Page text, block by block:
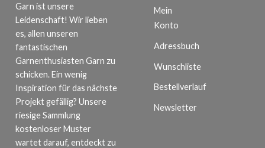
Garn ist unsere
Leidenschaft! Wir lieben
es, allen unseren
fantastischen
Garnenthusiasten Garn zu
schicken. Ein wenig
Inspiration für das nächste
Projekt gefällig? Unsere
riesige Sammlung
kostenloser Muster
wartet darauf, entdeckt zu
Mein
Konto
Adressbuch
Wunschliste
Bestellverlauf
Newsletter